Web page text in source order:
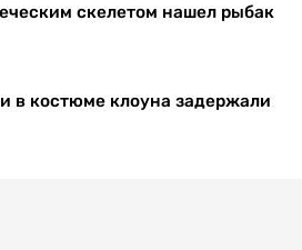
скелетом нашел рыбак
в костюме клоуна задержали